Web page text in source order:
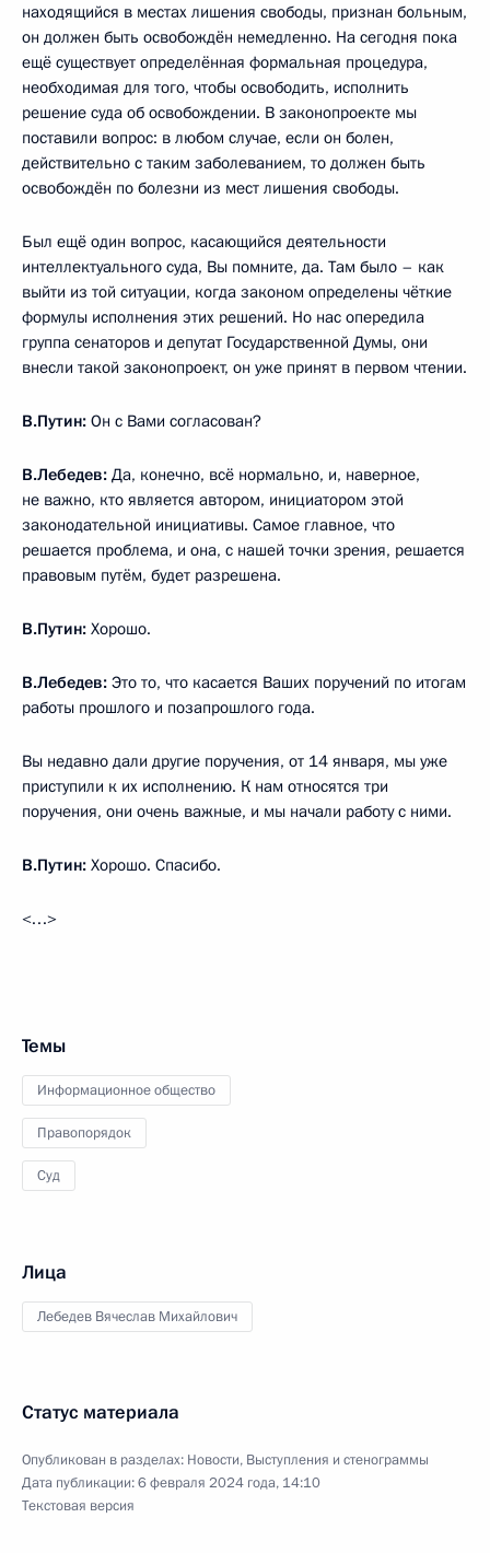
находящийся в местах лишения свободы, признан больным,
он должен быть освобождён немедленно. На сегодня пока
ещё существует определённая формальная процедура,
необходимая для того, чтобы освободить, исполнить
решение суда об освобождении. В законопроекте мы
поставили вопрос: в любом случае, если он болен,
действительно с таким заболеванием, то должен быть
освобождён по болезни из мест лишения свободы.
Был ещё один вопрос, касающийся деятельности
интеллектуального суда, Вы помните, да. Там было – как
выйти из той ситуации, когда законом определены чёткие
формулы исполнения этих решений. Но нас опередила
группа сенаторов и депутат Государственной Думы, они
внесли такой законопроект, он уже принят в первом чтении.
В.Путин: Он с Вами согласован?
В.Лебедев: Да, конечно, всё нормально, и, наверное,
не важно, кто является автором, инициатором этой
законодательной инициативы. Самое главное, что
решается проблема, и она, с нашей точки зрения, решается
правовым путём, будет разрешена.
В.Путин: Хорошо.
В.Лебедев: Это то, что касается Ваших поручений по итогам
работы прошлого и позапрошлого года.
Вы недавно дали другие поручения, от 14 января, мы уже
приступили к их исполнению. К нам относятся три
поручения, они очень важные, и мы начали работу с ними.
В.Путин: Хорошо. Спасибо.
<…>
Темы
Информационное общество
Правопорядок
Суд
Лица
Лебедев Вячеслав Михайлович
Статус материала
Опубликован в разделах: Новости, Выступления и стенограммы
Дата публикации:6 февраля 2024 года, 14:10
Текстовая версия